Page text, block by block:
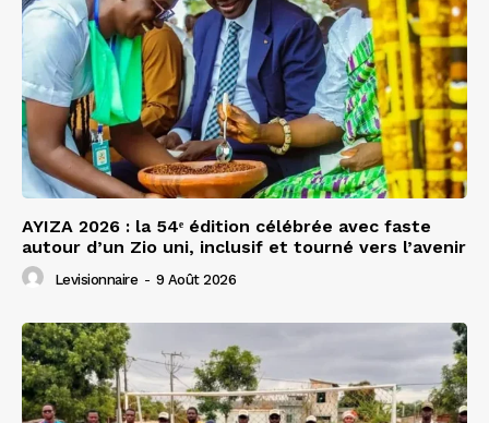
AYIZA 2026 : la 54ᵉ édition célébrée avec faste
autour d’un Zio uni, inclusif et tourné vers l’avenir
Levisionnaire - 9 Août 2026